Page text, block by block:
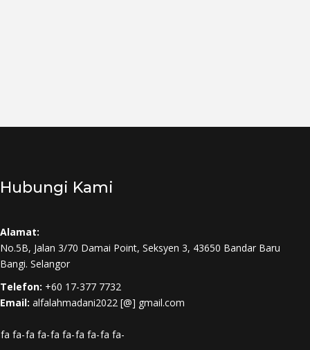
Hubungi Kami
Alamat:
No.5B, Jalan 3/70 Damai Point, Seksyen 3, 43650 Bandar Baru
Bangi. Selangor
Telefon: +60 17-377 7732
Email: alfalahmadani2022 [@] gmail.com
fa fa-fa fa-fa fa-fa fa-fa fa-